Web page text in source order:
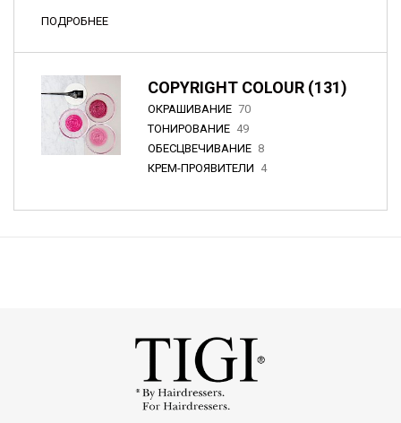
ПОДРОБНЕЕ
COPYRIGHT COLOUR (131)
ОКРАШИВАНИЕ 70
ТОНИРОВАНИЕ 49
ОБЕСЦВЕЧИВАНИЕ 8
КРЕМ-ПРОЯВИТЕЛИ 4